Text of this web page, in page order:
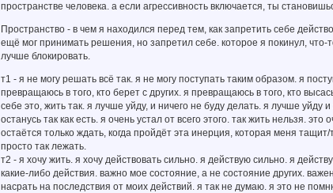
пространстве человека. а если агрессивность включается, ты
Пространство - в чем я находился перед тем, как запретить себе
ещё мог принимать решения, но запретил себе. которое я покинул,
лучше блокировать.
т1 - я не могу решать всё так. я не могу поступать таким образом. я
превращаюсь в того, кто берет с других. я превращаюсь в того, кто
себе это, жить так. я лучше уйду, и ничего не буду делать. я лучше
останусь так как есть. я очень устал от всего этого. так жить нельзя.
остаётся только ждать, когда пройдёт эта инерция, которая меня
просто так лежать.
т2 - я хочу жить. я хочу действовать сильно. я действую сильно. я
какие-либо действия. важно мое состояние, а не состояние других.
насрать на последствия от моих действий. я так не думаю. я это не